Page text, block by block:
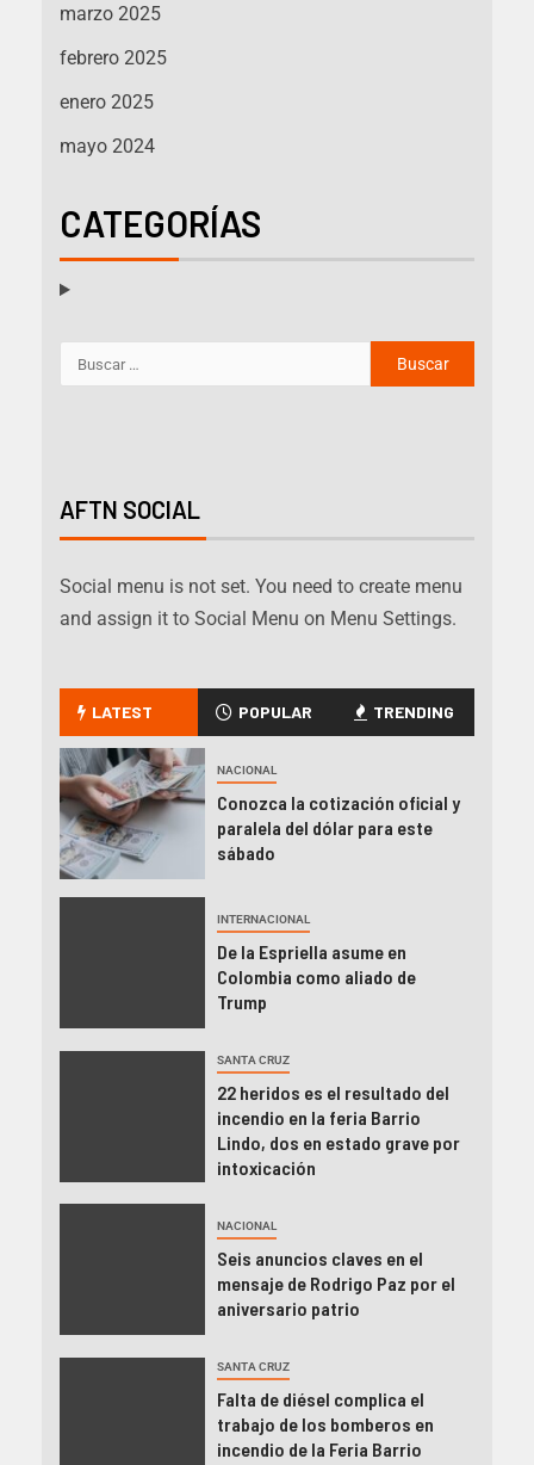
marzo 2025
febrero 2025
enero 2025
mayo 2024
CATEGORÍAS
AFTN SOCIAL
Social menu is not set. You need to create menu
and assign it to Social Menu on Menu Settings.
LATEST POPULAR TRENDING
NACIONAL
Conozca la cotización oficial y
paralela del dólar para este
sábado
INTERNACIONAL
De la Espriella asume en
Colombia como aliado de
Trump
SANTA CRUZ
22 heridos es el resultado del
incendio en la feria Barrio
Lindo, dos en estado grave por
intoxicación
NACIONAL
Seis anuncios claves en el
mensaje de Rodrigo Paz por el
aniversario patrio
SANTA CRUZ
Falta de diésel complica el
trabajo de los bomberos en
incendio de la Feria Barrio